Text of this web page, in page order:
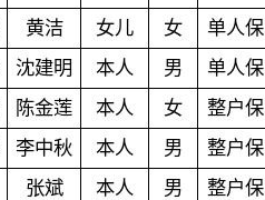
黄洁 女儿 女 单人保
沈建明 本人 男 单人保
陈金莲 本人 女 整户保
李中秋 本人 男 整户保
张斌 本人 男 整户保